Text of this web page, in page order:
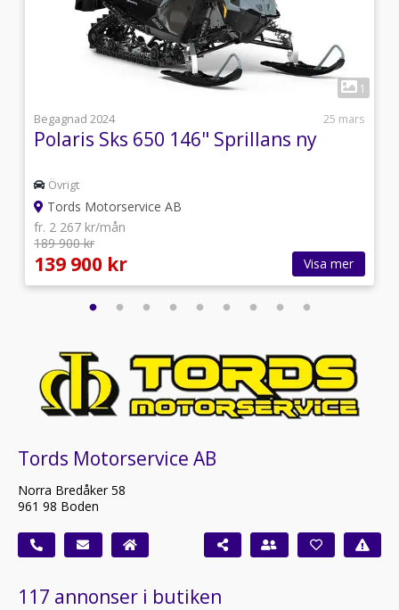
1
Begagnad 2024
25 mars
Polaris Sks 650 146" Sprillans ny
Övrigt
Tords Motorservice AB
fr. 2 267 kr/mån
189 900 kr
139 900 kr Visa mer
Tords Motorservice AB
Norra Bredåker 58
961 98 Boden
117 annonser i butiken